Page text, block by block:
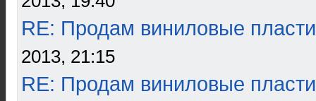
RE: Продам виниловые
2013, 21:15
RE: Продам виниловые